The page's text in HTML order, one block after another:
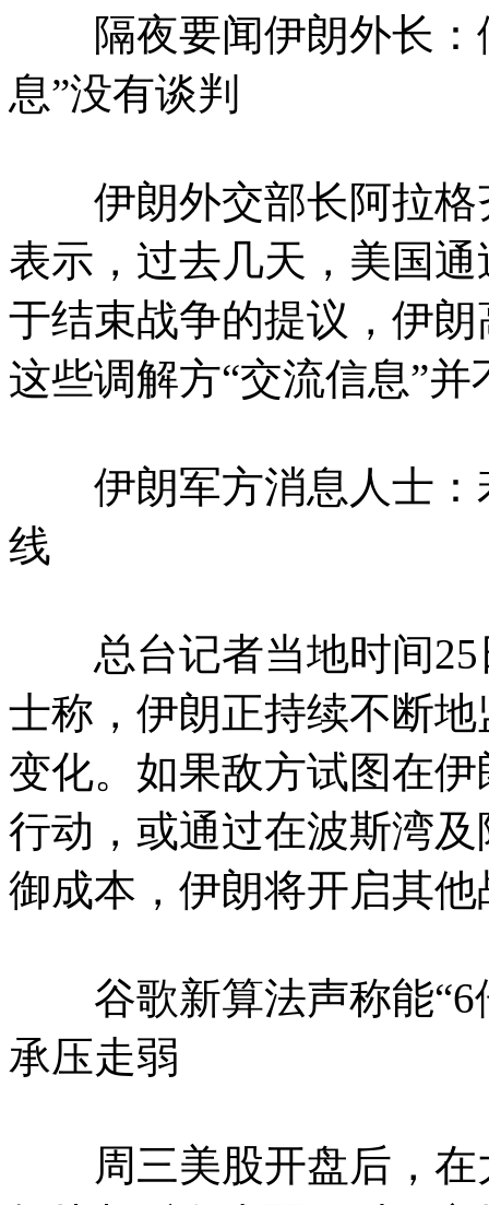
隔夜要闻伊朗外长：
息”没有谈判
伊朗外交部长阿拉格
表示，过去几天，美国
于结束战争的提议，伊
这些调解方“交流信息”
伊朗军方消息人士：
线
总台记者当地时间25
士称，伊朗正持续不断
变化。如果敌方试图在
行动，或通过在波斯湾
御成本，伊朗将开启其
谷歌新算法声称能“6
承压走弱
周三美股开盘后，在